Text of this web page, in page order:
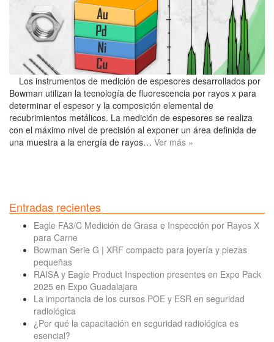
Los instrumentos de medición de espesores desarrollados por
Bowman utilizan la tecnología de fluorescencia por rayos x para
determinar el espesor y la composición elemental de
recubrimientos metálicos. La medición de espesores se realiza
con el máximo nivel de precisión al exponer un área definida de
una muestra a la energía de rayos… Ver más »
Entradas recientes
Eagle FA3/C Medición de Grasa e Inspección por Rayos X
para Carne
Bowman Serie G | XRF compacto para joyería y piezas
pequeñas
RAISA y Eagle Product Inspection presentes en Expo Pack
2025 en Expo Guadalajara
La importancia de los cursos POE y ESR en seguridad
radiológica
¿Por qué la capacitación en seguridad radiológica es
esencial?